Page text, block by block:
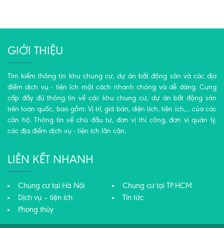
GIỚI THIỆU
Tìm kiếm thông tin khu chung cư, dự án bất động sản và các địa
điểm dịch vụ - tiện ích một cách nhanh chóng và dễ dàng. Cung
cấp đầy đủ thông tin về các khu chung cư, dự án bất động sản
trên toàn quốc, bao gồm: Vị trí, giá bán, diện tích, tiện ích,... của các
căn hộ. Thông tin về chủ đầu tư, đơn vị thi công, đơn vị quản lý,
các địa điểm dịch vụ - tiện ích lân cận.
LIÊN KẾT NHANH
Chung cư tại Hà Nội
Chung cư tại TP.HCM
Dịch vụ – tiện ích
Tin tức
Phong thủy